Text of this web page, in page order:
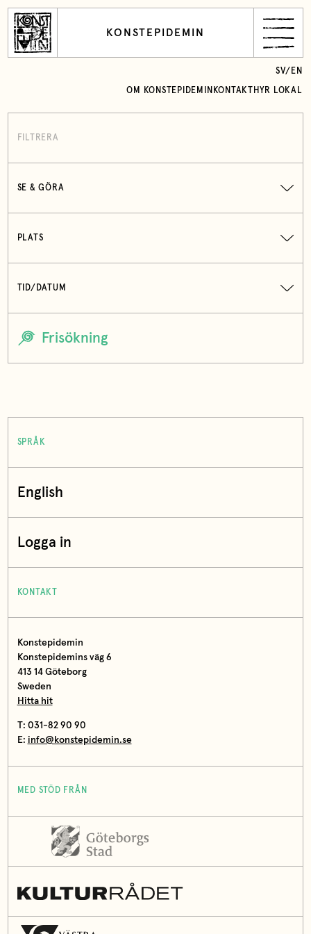
KONSTEPIDEMIN
OM KONSTEPIDEMIN KONTAKT HYR LOKAL
SV/ EN
FILTRERA
SE & GÖRA
PLATS
TID/DATUM
SPRÅK
English
Logga in
KONTAKT
Konstepidemin
Konstepidemins väg 6
413 14 Göteborg
Sweden
Hitta hit
T: 031-82 90 90
E: info@konstepidemin.se
MED STÖD FRÅN